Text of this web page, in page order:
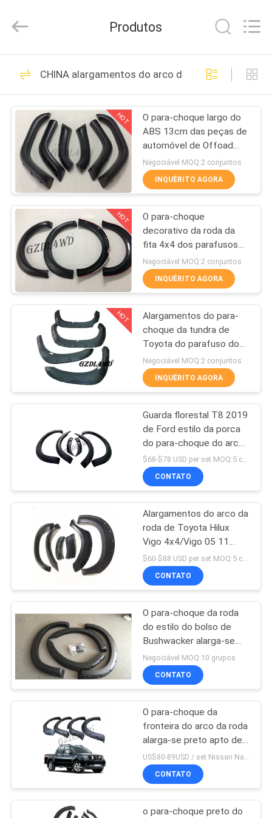
CASA
PRODUTOS
VÍDEOS
SOBRE
NÓS
EXCURSÃO
DA
FÁBRICA
CONTROLE
QUALIDADE
CONTACTE-
NOTÍCIA
ESTOJOS
PEÇA
UMAS
SHOPPING
ONLINE
MAPA
DO
PRIVACY
Commerce
All
Reserved.
Alargamentos do
arco da roda
146
alargamentos do
arco da roda 4x4
93
Alargamentos do
para-choque do
recolhimento
Alargamentos do
para-choque de Off
Road
36
jogo do tubo de
respiração 4x4
201
jogos do corpo 4x4
218
Produtos
CHINA alargamentos do arco da roda 4x4
HOT
O para-choque largo do
ABS 13cm das peças de
automóvel de Offoad
4wd largamente alarga-
se para o Cherokee Xj
do jipe do
Negociável MOQ:2 conjuntos
INQUÉRITO AGORA
HOT
O para-choque
decorativo da roda da
fita 4x4 dos parafusos
3m alarga-se para
Mitsubishi Triton L200
2015
Negociável MOQ:2 conjuntos
INQUÉRITO AGORA
HOT
Alargamentos do para-
choque da tundra de
Toyota do parafuso do
bolso, alargamentos
2007 - 2014 do poço de
roda da tundra de Toyota
Negociável MOQ:2 conjuntos
INQUÉRITO AGORA
Guarda florestal T8 2019
de Ford estilo da porca
do para-choque do arco
da roda de 6 polegadas
estendido largamente
$68-$78 USD per set MOQ:5 conjuntos
CONTATO
Alargamentos do arco da
roda de Toyota Hilux
Vigo 4x4/Vigo 05 11
alargamentos do para-
choque do carro
$60-$88 USD per set MOQ:5 conjuntos
CONTATO
O para-choque da roda
do estilo do bolso de
Bushwacker alarga-se
para Ford F-250
Negociável MOQ:10 grupos
CONTATO
O para-choque da
fronteira do arco da roda
alarga-se preto apto de
Nissan Navara D40
Textured
CONTATO
o para-choque preto do